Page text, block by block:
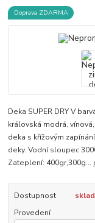
Doprava ZDARMA
Deka SUPER DRY V
královská modrá,
deka s křížovým
deky. Vodní sloupec
Zateplení: 400gr,300g...
Dostupnost
Provedení